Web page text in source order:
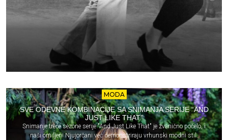
MODA
SVE ODEVNE KOMBINACIJE SA SNIMANJA SERIJE “AND
JUST LIKE THAT”
Snimanje treće sezone serije "And Just Like That" je zvanično počelo, i
naši omiljeni Njujorčani već demonstriraju vrhunski modni stil.